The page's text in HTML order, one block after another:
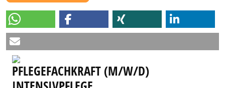
PFLEGEFACHKRAFT (M/W/D)